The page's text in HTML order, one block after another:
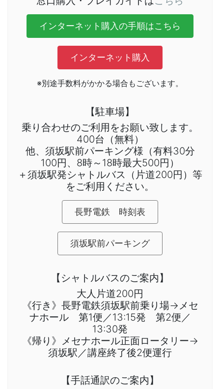
インターネット購入の手順はこちら
インターネット購入
※別途手数料がかかる場合もございます。
【駐車場】
乗り合わせのご利用をお願い致します。
400台（無料）
他、須坂駅前パーキング様（有料30分
100円、8時～18時最大500円）
＋須坂駅発シャトルバス（片道200円）等
をご利用ください。
長野電鉄 時刻表
須坂駅前パーキング
【シャトルバスのご案内】
大人片道200円
《行き》長野電鉄須坂駅前乗り場→メセ
ナホール 第1便／13:15発 第2便／
13:30発
《帰り》メセナホール正面ロータリー→
須坂駅／講座終了後2便運行
【手話通訳のご案内】